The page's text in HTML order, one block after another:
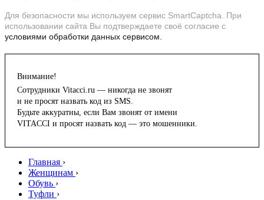
Для безопасности мы используем сервис SmartCaptcha. При
использовании сайта Вы подтверждаете своё согласие с
условиями обработки данных сервисом.
Внимание!
Сотрудники Vitacci.ru — никогда не звонят
и не просят назвать код из SMS.
Будьте аккуратны, если Вам звонят от имени
VITACCI и просят назвать код — это мошенники.
Главная ›
Женщинам ›
Обувь ›
Туфли ›